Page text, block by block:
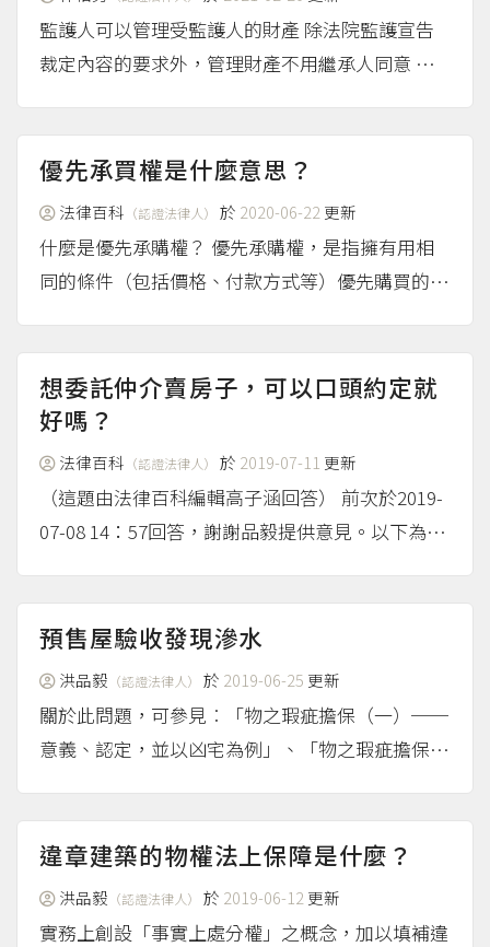
監護人可以管理受監護人的財產 除法院監護宣告
裁定內容的要求外，管理財產不用繼承人同意 但
才可以（more...）
優先承買權是什麼意思？
法律百科 （認證法律人） 於 2020-06-22 更新
什麼是優先承購權？ 優先承購權，是指擁有用相
同的條件（包括價格、付款方式等）優先購買的權
件優先購買的權利，也就是說基地的出賣人，必須
將基地出售的條件通知優先承買權人。 關於優先
承購權的定義及...
想委託仲介賣房子，可以口頭約定就
好嗎？
法律百科 （認證法律人） 於 2019-07-11 更新
（這題由法律百科編輯高子涵回答） 前次於2019-
07-08 14：57回答，謝謝品毅提供意見。以下為吸
人和房屋仲介之間可以只有口頭約定，不過如果委
託人沒有與房屋仲介簽訂書面的委託契約，房屋仲
介...
（more...）
預售屋驗收發現滲水
洪品毅 （認證法律人） 於 2019-06-25 更新
關於此問題，可參見︰「物之瑕疵擔保（一）──
意義、認定，並以凶宅為例」、「物之瑕疵擔保
保（三）──法律效果」。（more...）
違章建築的物權法上保障是什麼？
洪品毅 （認證法律人） 於 2019-06-12 更新
實務上創設「事實上處分權」之概念，加以填補違